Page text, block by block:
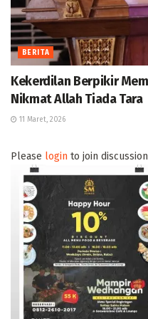
BERITA
Kekerdilan Berpikir
Nikmat Allah Tiada Tara
11 Maret, 2026
Please login to join discussion